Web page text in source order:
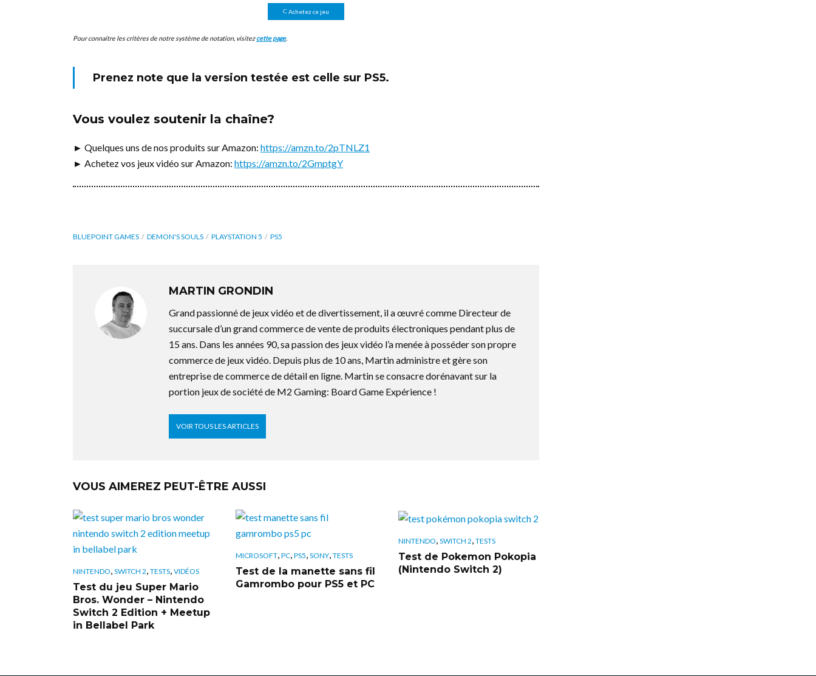
Achetez ce jeu
Pour connaitre les critères de notre système de notation, visitezcette page.
Prenez note que la version testée est celle sur PS5.
Vous voulez soutenir la chaîne?
► Quelques uns de nos produits sur Amazon: https://amzn.to/2pTNLZ1
► Achetez vos jeux vidéo sur Amazon: https://amzn.to/2GmptgY
BLUEPOINT GAMES DEMON'S SOULS PLAYSTATION 5 PS5
MARTIN GRONDIN
Grand passionné de jeux vidéo et de divertissement, il a œuvré comme Directeur de
succursale d’un grand commerce de vente de produits électroniques pendant plus de
15 ans. Dans les années 90, sa passion des jeux vidéo l’a menée à posséder son propre
commerce de jeux vidéo. Depuis plus de 10 ans, Martin administre et gère son
entreprise de commerce de détail en ligne. Martin se consacre dorénavant sur la
portion jeux de société de M2 Gaming: Board Game Expérience !
VOIR TOUS LES ARTICLES
VOUS AIMEREZ PEUT-ÊTRE AUSSI
NINTENDO, SWITCH 2, TESTS, VIDÉOS
Test du jeu Super Mario
Bros. Wonder – Nintendo
Switch 2 Edition + Meetup
in Bellabel Park
MICROSOFT, PC, PS5, SONY, TESTS
Test de la manette sans fil
Gamrombo pour PS5 et PC
NINTENDO SWITCH 2 TESTS
Test de Pokemon Pokopia
(Nintendo Switch 2)